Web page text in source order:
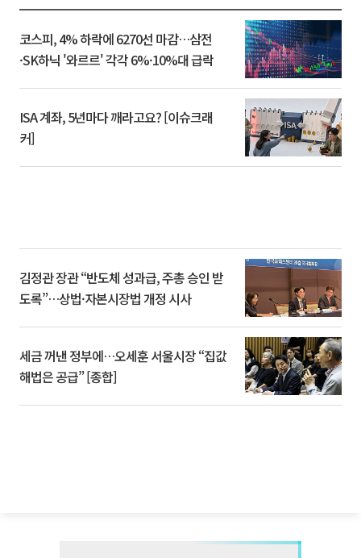
코스피, 4% 하락에 6270선 마감…삼전
·SK하닉 '와르르' 각각 6%·10%대 급락
ISA 계좌, 5년마다 깨라고요? [이슈크래
커]
김정관 장관 “반도체 성과급, 주총 승인 받
도록”…상법·자본시장법 개정 시사
세금 꺼낸 정부에…오세훈 서울시장 “집값
해법은 공급” [종합]